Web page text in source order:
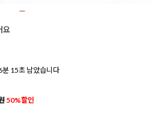
요
12초 남았습니다
50%할인